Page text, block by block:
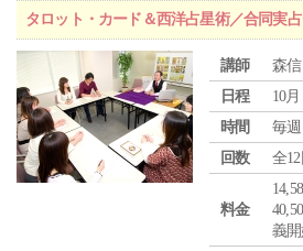
タロット・カード＆西洋占星術／合同実
講師
森
日程
10
時間
毎
回数
全
料金
義開